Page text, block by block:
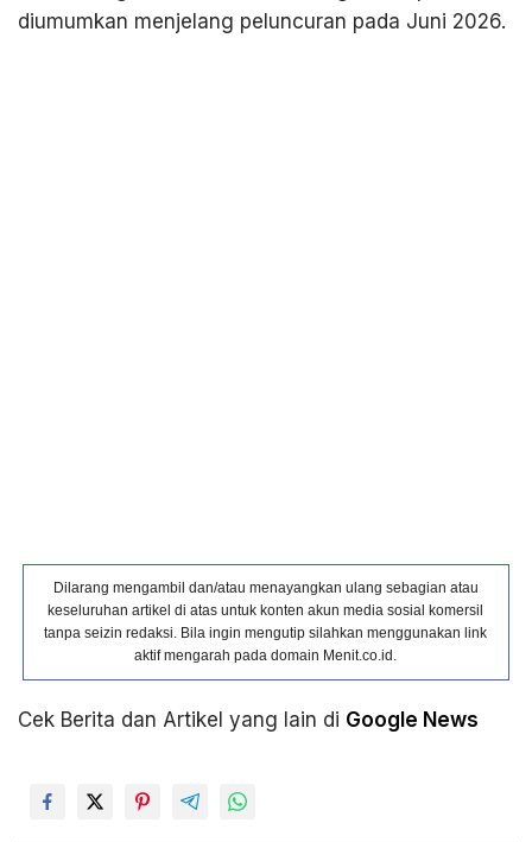
diumumkan menjelang peluncuran pada Juni 2026.
Dilarang mengambil dan/atau menayangkan ulang sebagian atau
keseluruhan artikel di atas untuk konten akun media sosial komersil
tanpa seizin redaksi. Bila ingin mengutip silahkan menggunakan link
aktif mengarah pada domain Menit.co.id.
Cek Berita dan Artikel yang lain di Google News